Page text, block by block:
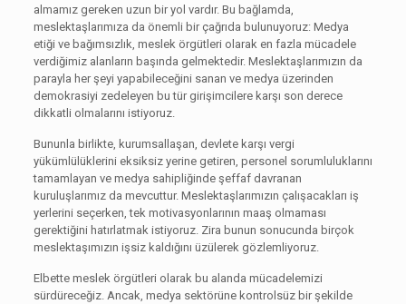
almamız gereken uzun bir yol vardır. Bu bağlamda,
meslektaşlarımıza da önemli bir çağrıda bulunuyoruz: Medya
etiği ve bağımsızlık, meslek örgütleri olarak en fazla mücadele
verdiğimiz alanların başında gelmektedir. Meslektaşlarımızın da
parayla her şeyi yapabileceğini sanan ve medya üzerinden
demokrasiyi zedeleyen bu tür girişimcilere karşı son derece
dikkatli olmalarını istiyoruz.
Bununla birlikte, kurumsallaşan, devlete karşı vergi
yükümlülüklerini eksiksiz yerine getiren, personel sorumluluklarını
tamamlayan ve medya sahipliğinde şeffaf davranan
kuruluşlarımız da mevcuttur. Meslektaşlarımızın çalışacakları iş
yerlerini seçerken, tek motivasyonlarının maaş olmaması
gerektiğini hatırlatmak istiyoruz. Zira bunun sonucunda birçok
meslektaşımızın işsiz kaldığını üzülerek gözlemliyoruz.
Elbette meslek örgütleri olarak bu alanda mücadelemizi
sürdüreceğiz. Ancak, medya sektörüne kontrolsüz bir şekilde